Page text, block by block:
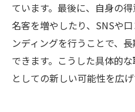
ています。最後に、自身の
名客を増やしたり、SNSや
ンディングを行うことで、
できます。こうした具体的
としての新しい可能性を広げ